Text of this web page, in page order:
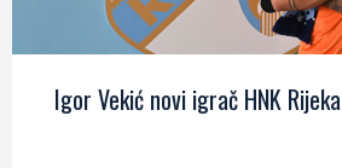
Igor Vekić novi igrač HNK Rijeka